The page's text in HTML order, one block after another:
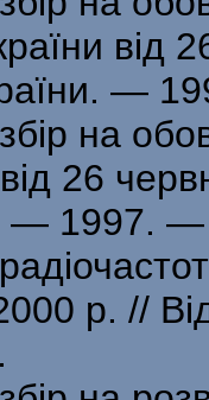
від
—
на
26
— 1997.
р. //